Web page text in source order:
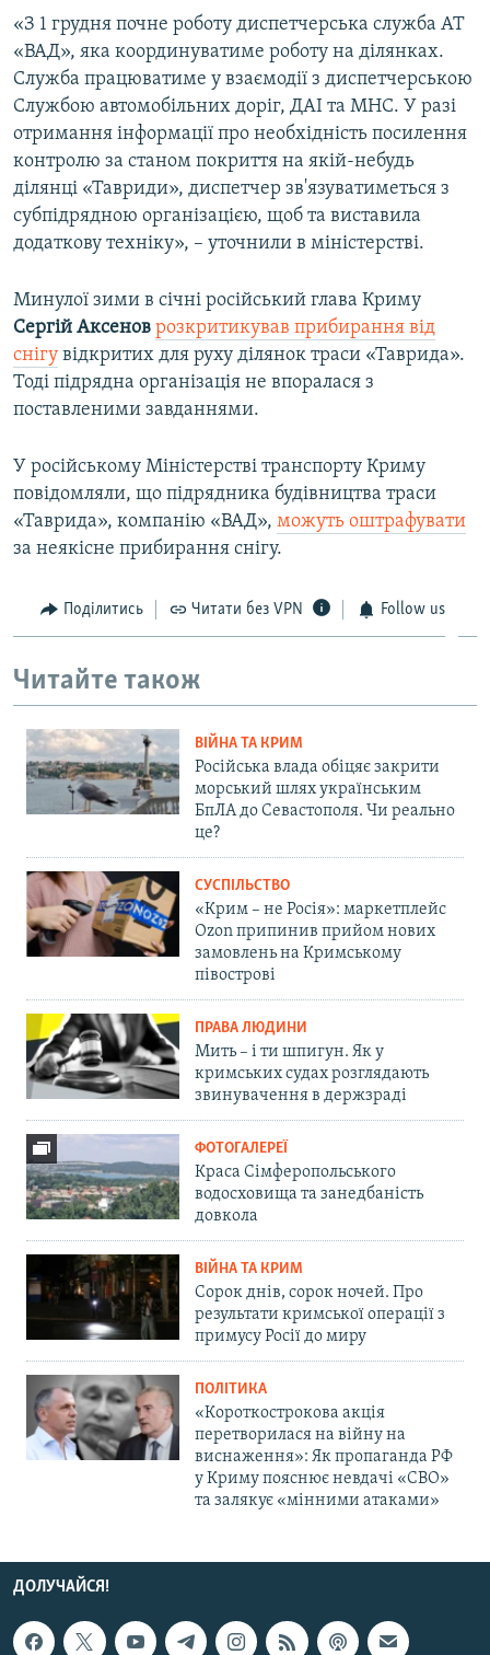
«З 1 грудня почне роботу диспетчерська служба АТ
«ВАД», яка координуватиме роботу на ділянках.
Служба працюватиме у взаємодії з диспетчерською
Службою автомобільних доріг, ДАІ та МНС. У разі
отримання інформації про необхідність посилення
контролю за станом покриття на якій-небудь
ділянці «Тавриди», диспетчер зв'язуватиметься з
субпідрядною організацією, щоб та виставила
додаткову техніку», – уточнили в міністерстві.
Минулої зими в січні російський глава Криму
Сергій Аксенов розкритикував прибирання від
снігу відкритих для руху ділянок траси «Таврида».
Тоді підрядна організація не впоралася з
поставленими завданнями.
У російському Міністерстві транспорту Криму
повідомляли, що підрядника будівництва траси
«Таврида», компанію «ВАД», можуть оштрафувати
за неякісне прибирання снігу.
Поділитись Читати без VPN Follow us
Читайте також
ВІЙНА ТА КРИМ
Російська влада обіцяє закрити
морський шлях українським
БпЛА до Севастополя. Чи реально
це?
СУСПІЛЬСТВО
«Крим – не Росія»: маркетплейс
Ozon припинив прийом нових
замовлень на Кримському
півострові
ПРАВА ЛЮДИНИ
Мить – і ти шпигун. Як у
кримських судах розглядають
звинувачення в держзраді
ФОТОГАЛЕРЕЇ
Краса Сімферопольського
водосховища та занедбаність
довкола
ВІЙНА ТА КРИМ
Сорок днів, сорок ночей. Про
результати кримської операції з
примусу Росії до миру
ПОЛІТИКА
«Короткострокова акція
перетворилася на війну на
виснаження»: Як пропаганда РФ
у Криму пояснює невдачі «СВО»
та залякує «мінними атаками»
ДОЛУЧАЙСЯ!